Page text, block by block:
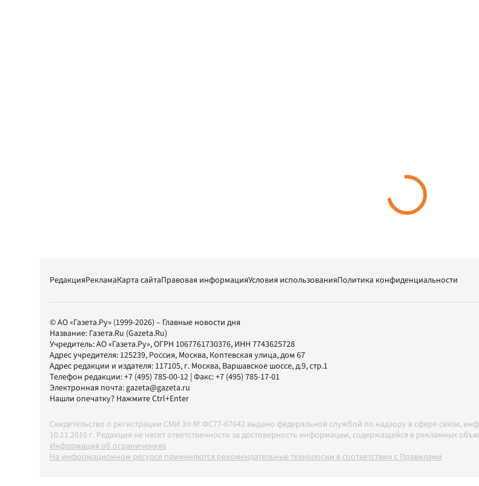
РедакцияРекламаКарта сайтаПравовая информацияУсловия использованияПолитика конфиденциальности
© АО «Газета.Ру» (1999-2026) – Главные новости дня
Название: Газета.Ru (Gazeta.Ru)
Учредитель:АО «Газета.Ру», ОГРН 1067761730376, ИНН 7743625728
Адрес учредителя: 125239, Россия, Москва, Коптевская улица, дом 67
Адрес редакции и издателя: 117105, г. Москва, Варшавское шоссе, д.9, стр.1
Телефон редакции:+7 (495) 785-00-12 | Факс:+7 (495) 785-17-01
Электронная почта:gazeta@gazeta.ru
Нашли опечатку? Нажмите Ctrl+Enter
Свидетельство о регистрации СМИ Эл № ФС77-67642 выдано федеральной службой по надзору в сфере связи,
10.11.2016 г. Редакция не несет ответственности за достоверность информации, содержащейся в рекламных
Информация об ограничениях
На информационном ресурсе применяются рекомендательные технологии в соответствии с Правилами